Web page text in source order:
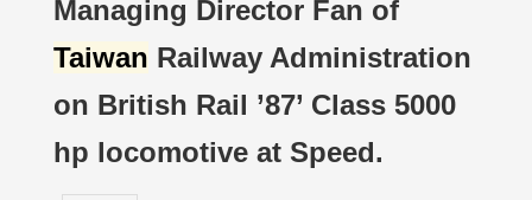
Managing Director Fan of
Taiwan Railway Administration
on British Rail ’87’ Class 5000
hp locomotive at Speed.